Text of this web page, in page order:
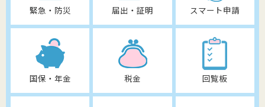
緊急・防災 届出・証明 スマート申請
国保・年金 税金 回覧板